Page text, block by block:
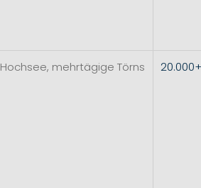
Hochsee, mehrtägige Törns